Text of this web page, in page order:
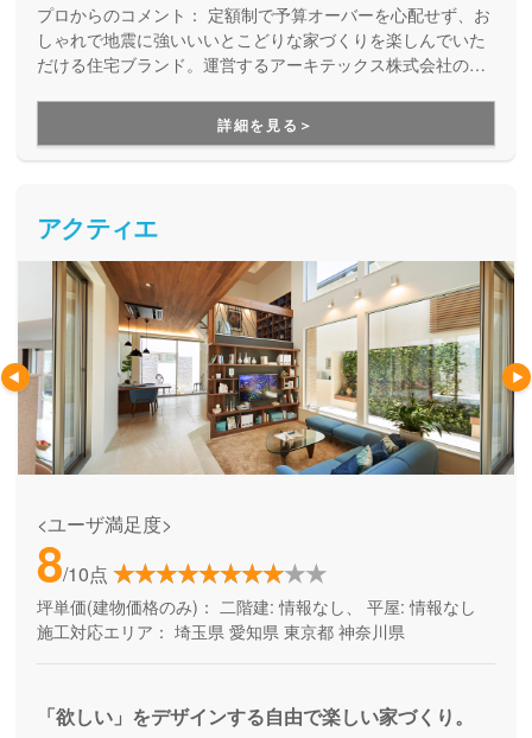
プロからのコメント： 定額制で予算オーバーを心配せず、お
しゃれで地震に強いいいとこどりな家づくりを楽しんでいた
だける住宅ブランド。運営するアーキテックス株式会社のア
が、家を建てた後のお悩みにも、修繕などの知識に長けた精
鋭が確かな技術で細やかに対応してくれます。
詳細を見る＞
アクティエ
<ユーザ満足度>
8/10点
坪単価(建物価格のみ)： 二階建: 情報なし、 平屋: 情報なし
施工対応エリア： 埼玉県 愛知県 東京都 神奈川県
「欲しい」をデザインする自由で楽しい家づくり。